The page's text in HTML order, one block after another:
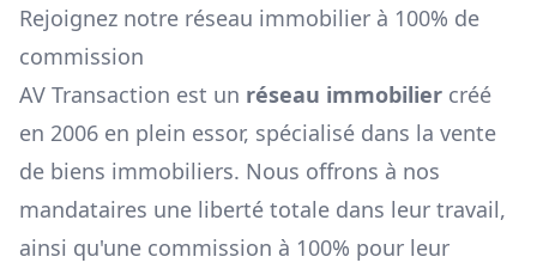
Rejoignez notre réseau immobilier à 100% de
commission
AV Transaction est un réseau immobilier créé
en 2006 en plein essor, spécialisé dans la vente
de biens immobiliers. Nous offrons à nos
mandataires une liberté totale dans leur travail,
ainsi qu'une commission à 100% pour leur